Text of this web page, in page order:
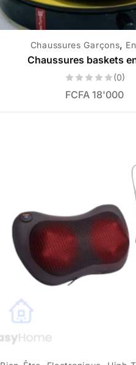
Chaussures Garçons,
Chaussures baskets
(0)
FCFA 18'000